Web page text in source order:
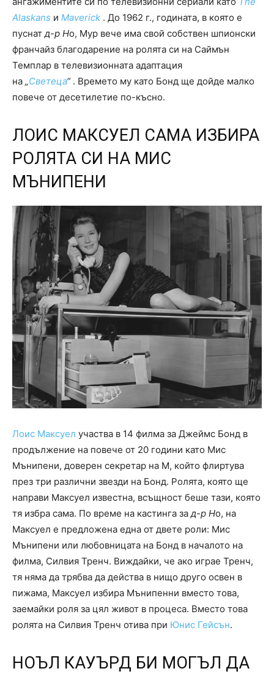
Alaskans и Maverick . До 1962 г., годината, в която е
пуснатд-р Но, Мур вече има свой собствен шпионски
франчайз благодарение на ролята си на Саймън
Темплар в телевизионната адаптация
на „Светеца“. Времето му като Бонд ще дойде малко
повече от десетилетие по-късно.
ЛОИС МАКСУЕЛ САМА ИЗБИРА
РОЛЯТА СИ НА МИС
МЪНИПЕНИ
Лоис Максуел участва в 14 филма за Джеймс Бонд в
продължение на повече от 20 години като Мис
Мънипени, доверен секретар на М, който флиртува
през три различни звезди на Бонд. Ролята, която ще
направи Максуел известна, всъщност беше тази, която
тя избра сама. По време на кастинга зад-р Но, на
Максуел е предложена една от двете роли: Мис
Мънипени или любовницата на Бонд в началото на
филма, Силвия Тренч. Виждайки, че ако играе Тренч,
тя няма да трябва да действа в нищо друго освен в
пижама, Максуел избира Мънипенни вместо това,
заемайки роля за цял живот в процеса. Вместо това
ролята на Силвия Тренч отива при Юнис Гейсън.
НОЪЛ КАУЪРД БИ МОГЪЛ ДА